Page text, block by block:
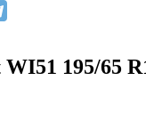
195/65